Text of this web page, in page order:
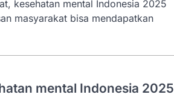
kesehatan mental Indonesia 2025
masyarakat bisa mendapatkan
mental Indonesia 2025